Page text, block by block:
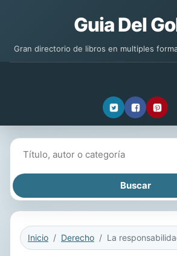
Guia Del
Gran directorio de libros en multiples
Inicio Derecho